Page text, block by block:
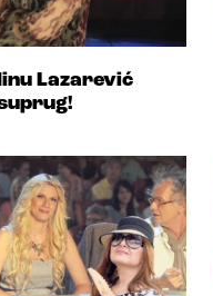
Lazarević